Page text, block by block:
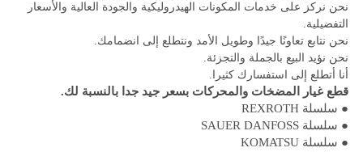
نحن نركز على خدمات المكونات الهيدروليكية والجودة العالية والأسعار
التفضيلية.
نحن نتابع تعاونًا جيدًا وطويل الأمد ونتطلع إلى انضمامك.
نحن نؤيد البيع بالجملة والتجزئة.
أنا أتطلع إلى استفسارك كثيرا.
قطع غيار المضخات والمحركات بسعر جيد جدا بالنسبة لك.
● سلسلة REXROTH
● سلسلة SAUER DANFOSS
● سلسلة KOMATSU